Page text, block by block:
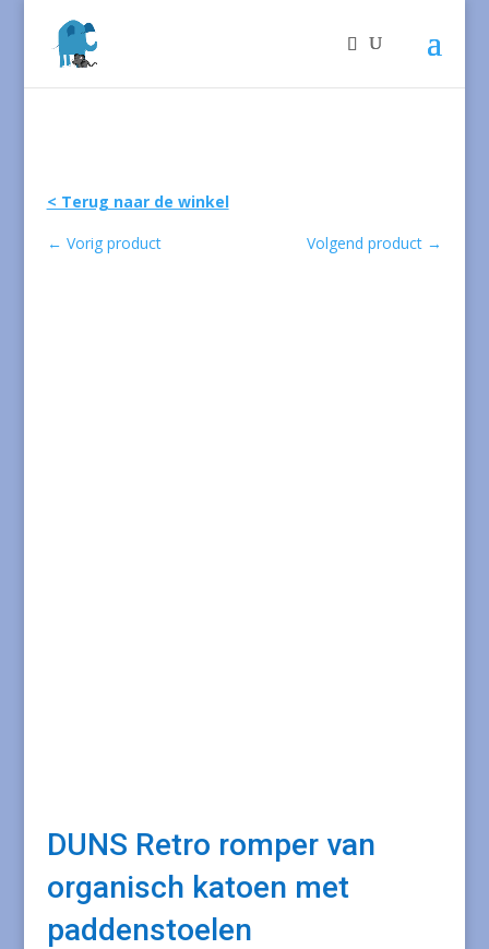
< Terug naar de winkel
← Vorig product Volgend product →
DUNS Retro romper van
organisch katoen met
paddenstoelen